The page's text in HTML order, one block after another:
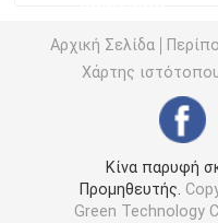
Λωρίδα
Φωτοφωταυγείς
Φωτοφωταύγεια
Αρχική Σελίδα
Χάρτης
Κίνα παρυφή
Προμηθευτής.
Green Technology